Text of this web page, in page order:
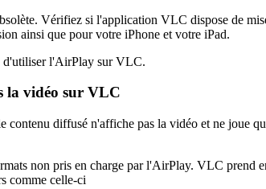
Vérifiez si l'application VLC dispose de
ainsi que pour votre iPhone et votre iPad.
d'utiliser l'AirPlay sur VLC.
la vidéo sur VLC
diffusé n'affiche pas la vidéo et ne joue
non pris en charge par l'AirPlay. VLC
comme celle-ci